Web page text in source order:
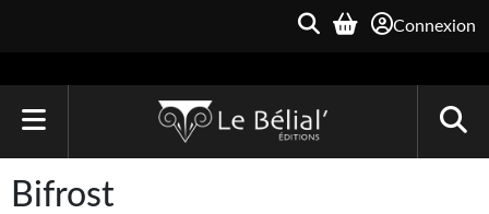
Connexion
ACCUEIL
Bifrost